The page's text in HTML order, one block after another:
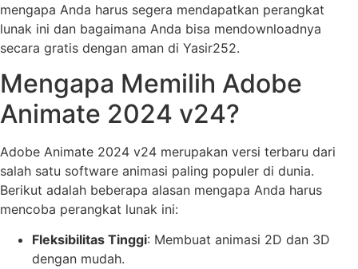
mengapa Anda harus segera mendapatkan perangkat
lunak ini dan bagaimana Anda bisa mendownloadnya
secara gratis dengan aman di Yasir252.
Mengapa Memilih Adobe
Animate 2024 v24?
Adobe Animate 2024 v24 merupakan versi terbaru dari
salah satu software animasi paling populer di dunia.
Berikut adalah beberapa alasan mengapa Anda harus
mencoba perangkat lunak ini:
Fleksibilitas Tinggi: Membuat animasi 2D dan 3D
dengan mudah.